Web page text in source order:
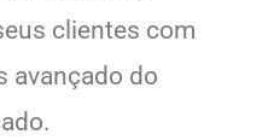
clientes com
avançado do